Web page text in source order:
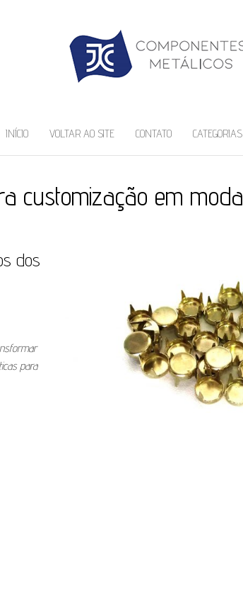
INÍCIO VOLTAR AO SITE CONTATO CATEGORIAS
customização em moda
dos
para